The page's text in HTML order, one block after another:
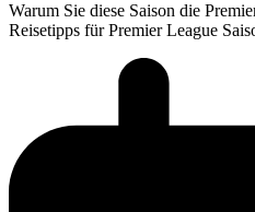
Warum Sie diese Saison die
Reisetipps für Premier League